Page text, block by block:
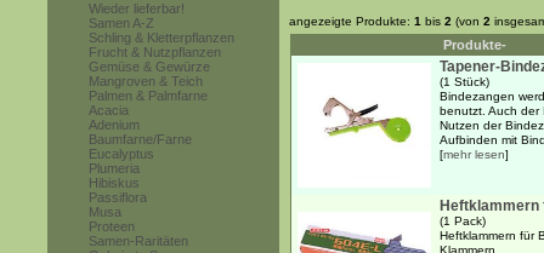
Wieder lieferbar!
Samen A-Z
Schling & Kletterpflanzen
Frucht & Nutzpflanzen
Gemüse & Gewürze
Mangroven & Teich
Palmen & Palmfarne
Acacia
Adenium
Baumfarne/Farne
Eucalyptus
Plumeria
Hibiskus
Passiflora
Musa
Proteen
Samen-Raritäten
angezeigte Produkte: 1 bis 2 (von 2
Produkte-
Tapener-
(1 Stück)
Bindezangen
benutzt. Auch der
Nutzen der
Aufbinden mit
[mehr lesen]
Heftklammern
(1 Pack)
Heftklammern für
Klammern